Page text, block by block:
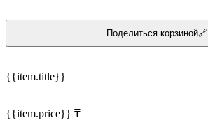
Поделиться корзиной🔗
{{item.title}}
{{item.price}} ₸